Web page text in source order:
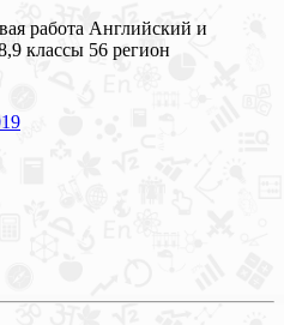
работа Английский и
классы 56 регион